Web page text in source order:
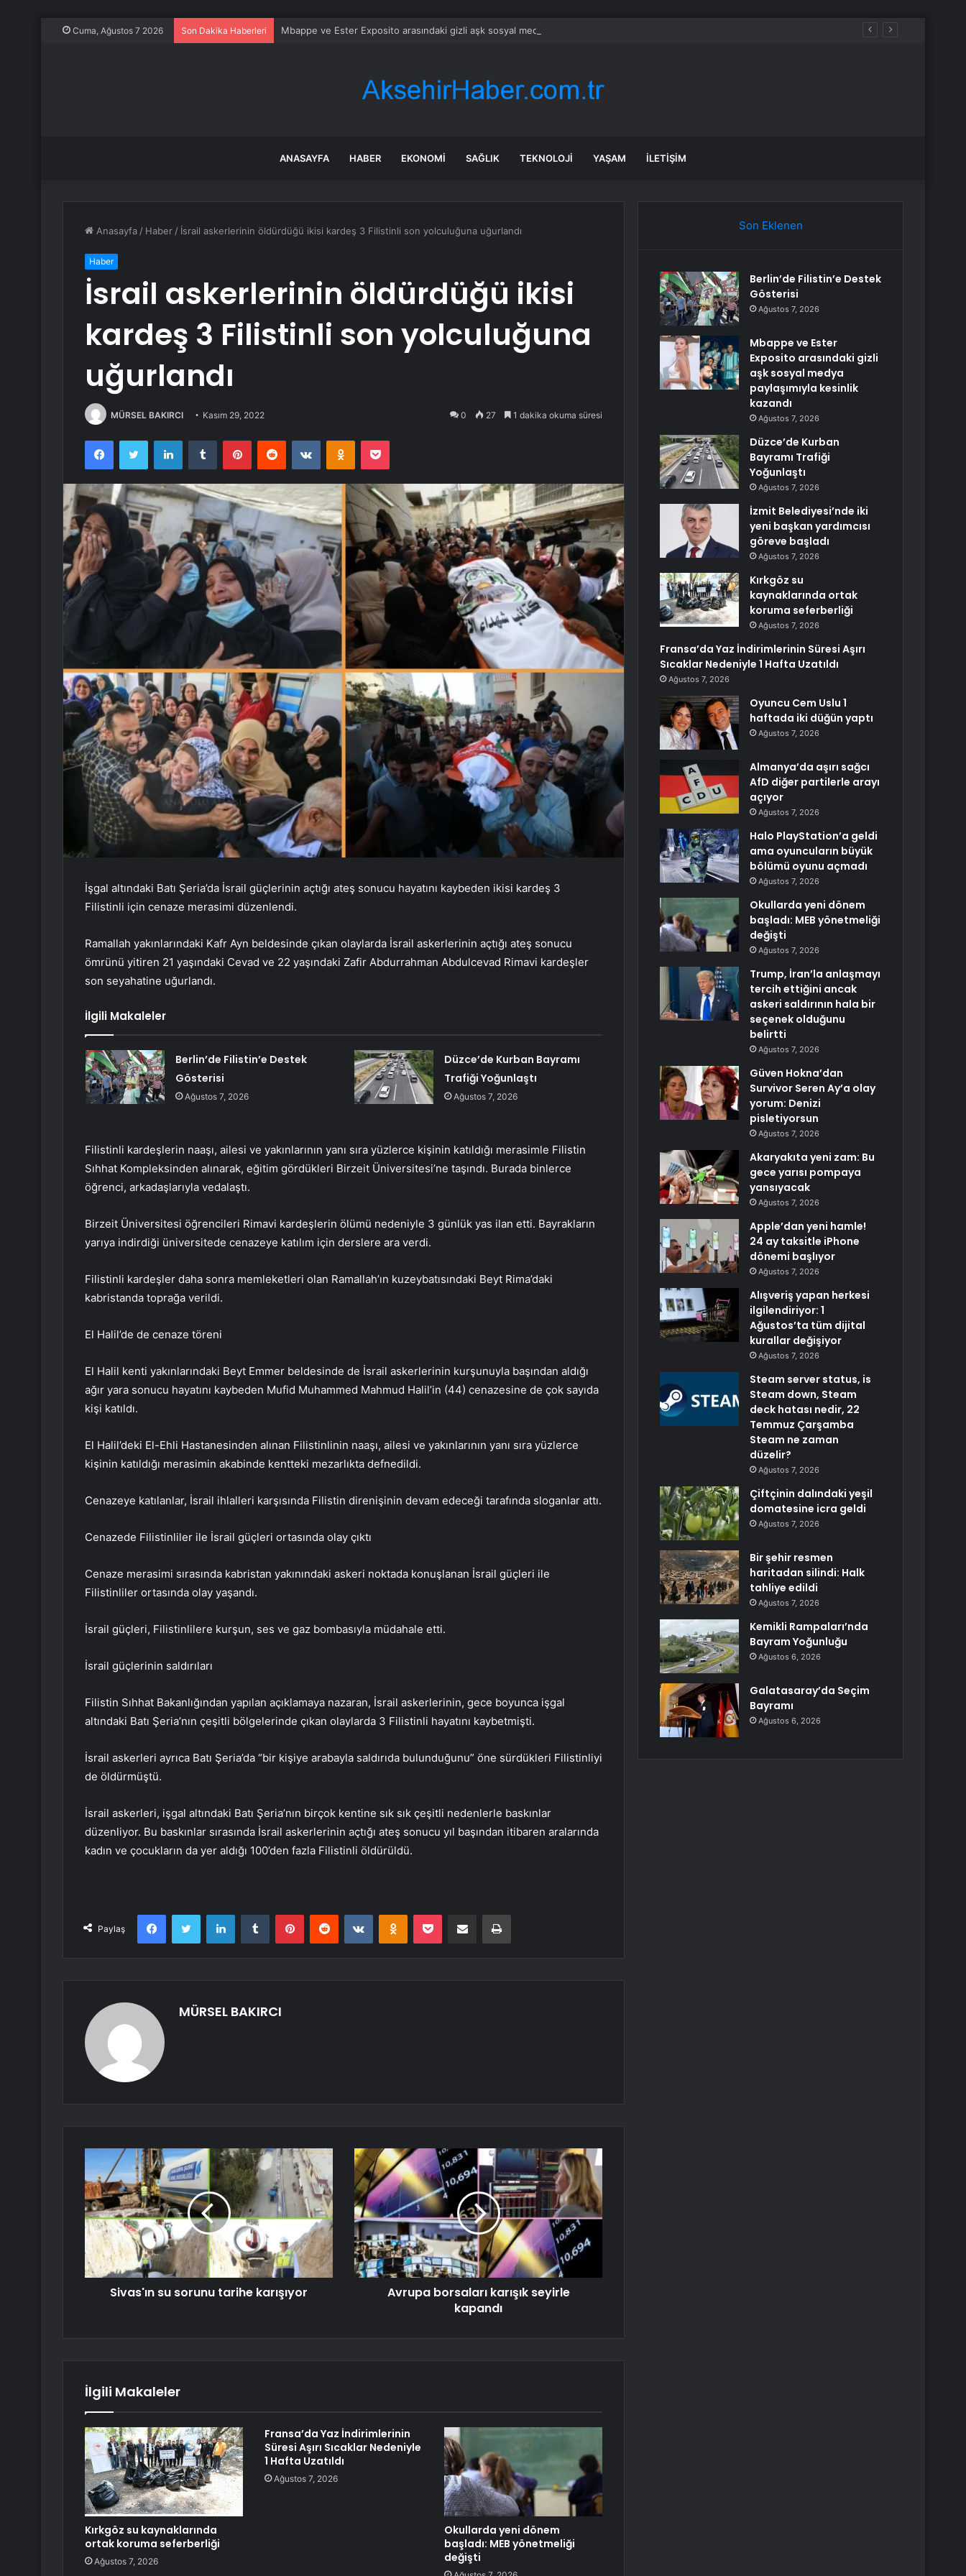
Cuma, Ağustos 7 2026 Son Dakika Haberleri Mbappe ve Ester Exposito arasındaki gizli aşk sosyal medya paylaşımıyla kesinlik kazandı
ANASAYFA HABER EKONOMI SAĞLIK TEKNOLOJI YAŞAM İLETIŞIM
Anasayfa / Haber / İsrail askerlerinin öldürdüğü ikisi kardeş 3 Filistinli son yolculuğuna uğurlandı
Haber
İsrail askerlerinin öldürdüğü ikisi
kardeş 3 Filistinli son yolculuğuna
uğurlandı
MÜRSEL BAKIRCI Kasım 29, 2022 0 27 1 dakika okuma süresi
FacebookTwitter LinkedInTumblr PinterestReddit VKontakteOdnoklassniki
Pocket
İşgal altındaki Batı Şeria’da İsrail güçlerinin açtığı ateş sonucu hayatını kaybeden ikisi kardeş 3
Filistinli için cenaze merasimi düzenlendi.
Ramallah yakınlarındaki Kafr Ayn beldesinde çıkan olaylarda İsrail askerlerinin açtığı ateş sonucu
ömrünü yitiren 21 yaşındaki Cevad ve 22 yaşındaki Zafir Abdurrahman Abdulcevad Rimavi kardeşler
son seyahatine uğurlandı.
İlgili Makaleler
Berlin’de Filistin’e Destek
Gösterisi
Ağustos 7, 2026
Düzce’de Kurban Bayramı
Trafiği Yoğunlaştı
Ağustos 7, 2026
Filistinli kardeşlerin naaşı, ailesi ve yakınlarının yanı sıra yüzlerce kişinin katıldığı merasimle Filistin
Sıhhat Kompleksinden alınarak, eğitim gördükleri Birzeit Üniversitesi’ne taşındı. Burada binlerce
öğrenci, arkadaşlarıyla vedalaştı.
Birzeit Üniversitesi öğrencileri Rimavi kardeşlerin ölümü nedeniyle 3 günlük yas ilan etti. Bayrakların
yarıya indirdiği üniversitede cenazeye katılım için derslere ara verdi.
Filistinli kardeşler daha sonra memleketleri olan Ramallah’ın kuzeybatısındaki Beyt Rima’daki
kabristanda toprağa verildi.
El Halil’de de cenaze töreni
El Halil kenti yakınlarındaki Beyt Emmer beldesinde de İsrail askerlerinin kurşunuyla başından aldığı
ağır yara sonucu hayatını kaybeden Mufid Muhammed Mahmud Halil’in (44) cenazesine de çok sayıda
kişi katıldı.
El Halil’deki El-Ehli Hastanesinden alınan Filistinlinin naaşı, ailesi ve yakınlarının yanı sıra yüzlerce
kişinin katıldığı merasimin akabinde kentteki mezarlıkta defnedildi.
Cenazeye katılanlar, İsrail ihlalleri karşısında Filistin direnişinin devam edeceği tarafında sloganlar attı.
Cenazede Filistinliler ile İsrail güçleri ortasında olay çıktı
Cenaze merasimi sırasında kabristan yakınındaki askeri noktada konuşlanan İsrail güçleri ile
Filistinliler ortasında olay yaşandı.
İsrail güçleri, Filistinlilere kurşun, ses ve gaz bombasıyla müdahale etti.
İsrail güçlerinin saldırıları
Filistin Sıhhat Bakanlığından yapılan açıklamaya nazaran, İsrail askerlerinin, gece boyunca işgal
altındaki Batı Şeria’nın çeşitli bölgelerinde çıkan olaylarda 3 Filistinli hayatını kaybetmişti.
İsrail askerleri ayrıca Batı Şeria’da “bir kişiye arabayla saldırıda bulunduğunu” öne sürdükleri Filistinliyi
de öldürmüştü.
İsrail askerleri, işgal altındaki Batı Şeria’nın birçok kentine sık sık çeşitli nedenlerle baskınlar
düzenliyor. Bu baskınlar sırasında İsrail askerlerinin açtığı ateş sonucu yıl başından itibaren aralarında
kadın ve çocukların da yer aldığı 100’den fazla Filistinli öldürüldü.
Paylaş
FacebookTwitter LinkedInTumblr PinterestReddit VKontakteOdnoklassniki
Pocket E-Posta ile paylaş Yazdır
MÜRSEL BAKIRCI
Sivas'ın su sorunu tarihe karışıyor
Avrupa borsaları karışık seyirle
kapandı
İlgili Makaleler
Kırkgöz su kaynaklarında
ortak koruma seferberliği
Ağustos 7, 2026
Fransa’da Yaz İndirimlerinin
Süresi Aşırı Sıcaklar Nedeniyle
1 Hafta Uzatıldı
Ağustos 7, 2026
Okullarda yeni dönem
başladı: MEB yönetmeliği
değişti
Son Eklenen
Berlin’de Filistin’e Destek
Gösterisi
Ağustos 7, 2026
Mbappe ve Ester
Exposito arasındaki gizli
aşk sosyal medya
paylaşımıyla kesinlik
kazandı
Ağustos 7, 2026
Düzce’de Kurban
Bayramı Trafiği
Yoğunlaştı
Ağustos 7, 2026
İzmit Belediyesi’nde iki
yeni başkan yardımcısı
göreve başladı
Ağustos 7, 2026
Kırkgöz su
kaynaklarında ortak
koruma seferberliği
Ağustos 7, 2026
Fransa’da Yaz İndirimlerinin Süresi Aşırı
Sıcaklar Nedeniyle 1 Hafta Uzatıldı
Ağustos 7, 2026
Oyuncu Cem Uslu 1
haftada iki düğün yaptı
Ağustos 7, 2026
Almanya’da aşırı sağcı
AfD diğer partilerle arayı
açıyor
Ağustos 7, 2026
Halo PlayStation’a geldi
ama oyuncuların büyük
bölümü oyunu açmadı
Ağustos 7, 2026
Okullarda yeni dönem
başladı: MEB yönetmeliği
değişti
Ağustos 7, 2026
Trump, İran’la anlaşmayı
tercih ettiğini ancak
askeri saldırının hala bir
seçenek olduğunu
belirtti
Ağustos 7, 2026
Güven Hokna’dan
Survivor Seren Ay’a olay
yorum: Denizi
pisletiyorsun
Ağustos 7, 2026
Akaryakıta yeni zam: Bu
gece yarısı pompaya
yansıyacak
Ağustos 7, 2026
Apple’dan yeni hamle!
24 ay taksitle iPhone
dönemi başlıyor
Ağustos 7, 2026
Alışveriş yapan herkesi
ilgilendiriyor: 1
Ağustos’ta tüm dijital
kurallar değişiyor
Ağustos 7, 2026
Steam server status, is
Steam down, Steam
deck hatası nedir, 22
Temmuz Çarşamba
Steam ne zaman
düzelir?
Ağustos 7, 2026
Çiftçinin dalındaki yeşil
domatesine icra geldi
Ağustos 7, 2026
Bir şehir resmen
haritadan silindi: Halk
tahliye edildi
Ağustos 7, 2026
Kemikli Rampaları’nda
Bayram Yoğunluğu
Ağustos 6, 2026
Galatasaray’da Seçim
Bayramı
Ağustos 6, 2026